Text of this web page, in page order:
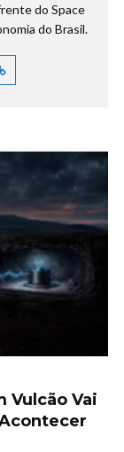
do Space
do Brasil.
Vulcão Vai